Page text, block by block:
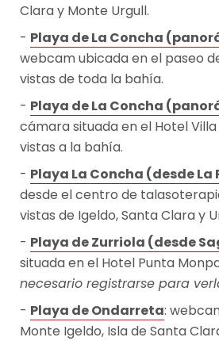
Clara y Monte Urgull.
Playa de La Concha
webcam ubicada en el paseo
vistas de toda la bahía.
Playa de La Concha
cámara situada en el Hotel
vistas a la bahía.
Playa La Concha (desde La
desde el centro de
vistas de Igeldo, Santa Clara y
Playa de Zurriola (desde
situada en el Hotel Punta
necesario registrarse para
Playa de Ondarreta:
Monte Igeldo, Isla de Santa